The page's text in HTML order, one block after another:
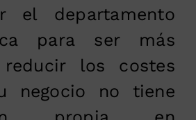
el departamento
para ser más
los costes
negocio no tiene